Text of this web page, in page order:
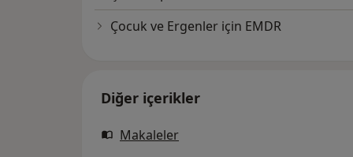
Çocuk ve Ergenler için EMDR
Diğer içerikler
Makaleler